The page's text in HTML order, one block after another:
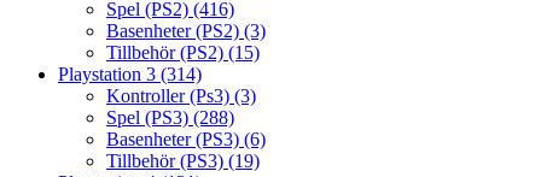
Spel (PS2) (416)
Basenheter (PS2) (3)
Tillbehör (PS2) (15)
Playstation 3 (314)
Kontroller (Ps3) (3)
Spel (PS3) (288)
Basenheter (PS3) (6)
Tillbehör (PS3) (19)